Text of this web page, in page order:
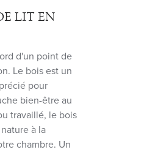
LIT EN
d'un point de
Le bois est un
pour
bien-être au
travaillé, le bois
à la
chambre. Un